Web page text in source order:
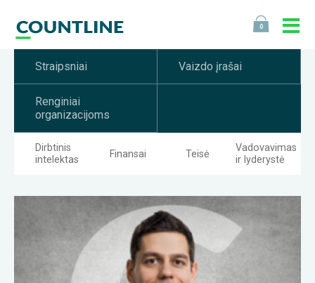
0
Straipsniai Vaizdo įrašai
Renginiai
organizacijoms
Dirbtinis
intelektas
Finansai Teisė
Vadovavimas
ir lyderystė